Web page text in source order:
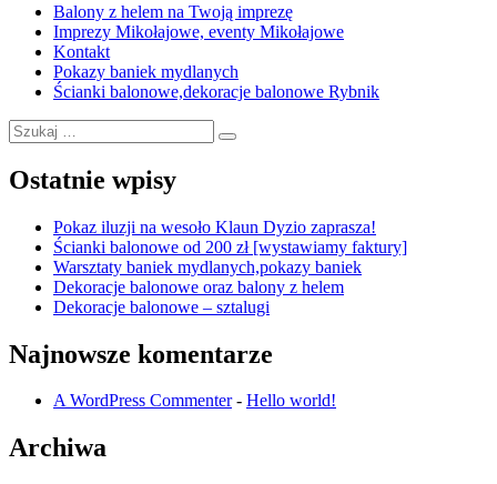
Balony z helem na Twoją imprezę
Imprezy Mikołajowe, eventy Mikołajowe
Kontakt
Pokazy baniek mydlanych
Ścianki balonowe,dekoracje balonowe Rybnik
Szukaj:
Szukaj
Ostatnie wpisy
Pokaz iluzji na wesoło Klaun Dyzio zaprasza!
Ścianki balonowe od 200 zł [wystawiamy faktury]
Warsztaty baniek mydlanych,pokazy baniek
Dekoracje balonowe oraz balony z helem
Dekoracje balonowe – sztalugi
Najnowsze komentarze
A WordPress Commenter- Hello world!
Archiwa